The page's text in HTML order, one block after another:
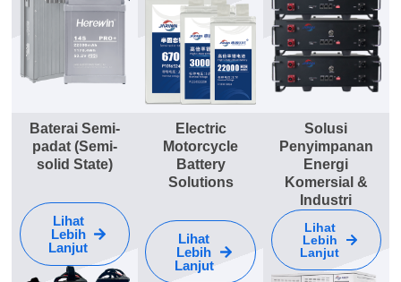
Baterai Semi-
padat (Semi-
solid State)
Lihat
Lebih
Lanjut
Electric
Motorcycle
Battery
Solutions
Lihat
Lebih
Lanjut
Solusi
Penyimpanan
Energi
Komersial &
Industri
Lihat
Lebih
Lanjut